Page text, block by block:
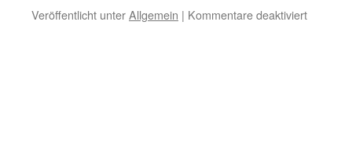
Veröffentlicht unterAllgemein | Kommentare deaktiviertfür